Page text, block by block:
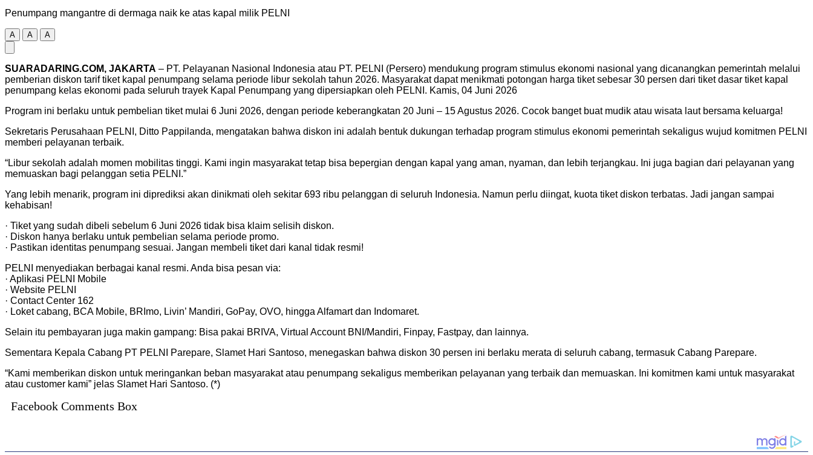
Penumpang mangantre di dermaga naik ke atas kapal milik PELNI
A A A
SUARADARING.COM, JAKARTA – PT. Pelayanan Nasional Indonesia atau PT. PELNI (Persero) mendukung program stimulus ekonomi nasional yang dicanangkan pemerintah melalui
pemberian diskon tarif tiket kapal penumpang selama periode libur sekolah tahun 2026. Masyarakat dapat menikmati potongan harga tiket sebesar 30 persen dari tiket dasar tiket kapal
penumpang kelas ekonomi pada seluruh trayek Kapal Penumpang yang dipersiapkan oleh PELNI. Kamis, 04 Juni 2026
Program ini berlaku untuk pembelian tiket mulai 6 Juni 2026, dengan periode keberangkatan 20 Juni – 15 Agustus 2026. Cocok banget buat mudik atau wisata laut bersama keluarga!
Sekretaris Perusahaan PELNI, Ditto Pappilanda, mengatakan bahwa diskon ini adalah bentuk dukungan terhadap program stimulus ekonomi pemerintah sekaligus wujud komitmen PELNI
memberi pelayanan terbaik.
“Libur sekolah adalah momen mobilitas tinggi. Kami ingin masyarakat tetap bisa bepergian dengan kapal yang aman, nyaman, dan lebih terjangkau. Ini juga bagian dari pelayanan yang
memuaskan bagi pelanggan setia PELNI.”
Yang lebih menarik, program ini diprediksi akan dinikmati oleh sekitar 693 ribu pelanggan di seluruh Indonesia. Namun perlu diingat, kuota tiket diskon terbatas. Jadi jangan sampai
kehabisan!
· Tiket yang sudah dibeli sebelum 6 Juni 2026 tidak bisa klaim selisih diskon.
· Diskon hanya berlaku untuk pembelian selama periode promo.
· Pastikan identitas penumpang sesuai. Jangan membeli tiket dari kanal tidak resmi!
PELNI menyediakan berbagai kanal resmi. Anda bisa pesan via:
· Aplikasi PELNI Mobile
· Website PELNI
· Contact Center 162
· Loket cabang, BCA Mobile, BRImo, Livin’ Mandiri, GoPay, OVO, hingga Alfamart dan Indomaret.
Selain itu pembayaran juga makin gampang: Bisa pakai BRIVA, Virtual Account BNI/Mandiri, Finpay, Fastpay, dan lainnya.
Sementara Kepala Cabang PT PELNI Parepare, Slamet Hari Santoso, menegaskan bahwa diskon 30 persen ini berlaku merata di seluruh cabang, termasuk Cabang Parepare.
“Kami memberikan diskon untuk meringankan beban masyarakat atau penumpang sekaligus memberikan pelayanan yang terbaik dan memuaskan. Ini komitmen kami untuk masyarakat
atau customer kami” jelas Slamet Hari Santoso. (*)
Facebook Comments Box